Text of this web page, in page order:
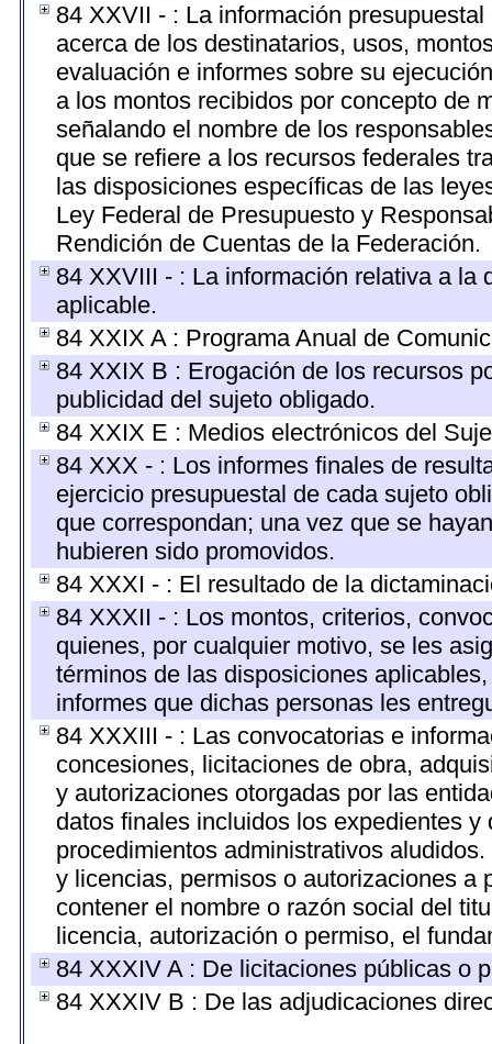
84 XXVII - : La información
acerca de los destinatarios, usos,
evaluación e informes sobre su
a los montos recibidos por concepto de
señalando el nombre de los
que se refiere a los recursos federales
las disposiciones específicas de las
Ley Federal de Presupuesto y
Rendición de Cuentas de la Federación.
84 XXVIII - : La información relativa a la
aplicable.
84 XXIX A : Programa Anual de
84 XXIX B : Erogación de los recursos
publicidad del sujeto obligado.
84 XXIX E : Medios electrónicos del
84 XXX - : Los informes finales de
ejercicio presupuestal de cada sujeto
que correspondan; una vez que se
hubieren sido promovidos.
84 XXXI - : El resultado de la
84 XXXII - : Los montos, criterios,
quienes, por cualquier motivo, se les
términos de las disposiciones
informes que dichas personas les
84 XXXIII - : Las convocatorias e
concesiones, licitaciones de obra,
y autorizaciones otorgadas por las
datos finales incluidos los expedientes
procedimientos administrativos
y licencias, permisos o autorizaciones a
contener el nombre o razón social del
licencia, autorización o permiso, el
84 XXXIV A : De licitaciones públicas o
84 XXXIV B : De las adjudicaciones